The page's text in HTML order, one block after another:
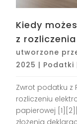
Kiedy
z rozliczenia
utworzone
2025 | Podatki
Zwrot podatku z
rozliczeniu
papierowej
złożenia